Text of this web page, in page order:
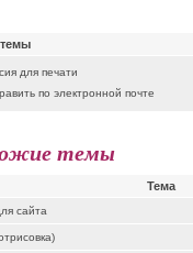
для печати
по электронной почте
темы
Тема
сайта